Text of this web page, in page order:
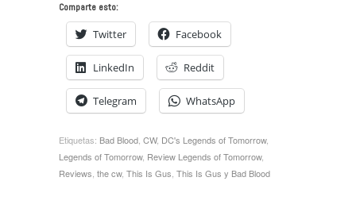
Comparte esto:
Twitter Facebook
LinkedIn Reddit
Telegram WhatsApp
Etiquetas: Bad Blood CW, DC's Legends of Tomorrow,
Legends of Tomorrow, Review Legends of Tomorrow,
Reviews the cw, This Is Gus This Is Gus y Bad Blood